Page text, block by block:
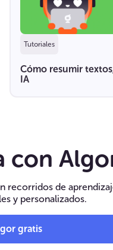
Tutoriales
Cómo resumir
IA
con
recorridos de
y personalizados.
gratis